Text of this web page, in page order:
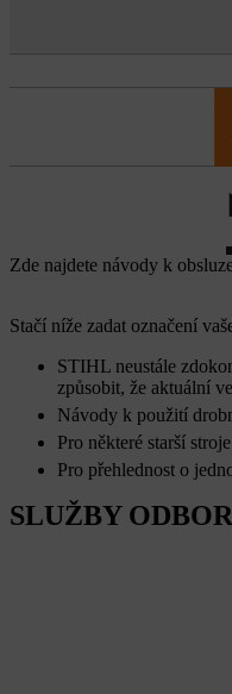
Zde najdete návody k
Stačí níže zadat označení
STIHL neustále
způsobit, že aktuální
Návody k použití
Pro některé starší
Pro přehlednost o
SLUŽBY